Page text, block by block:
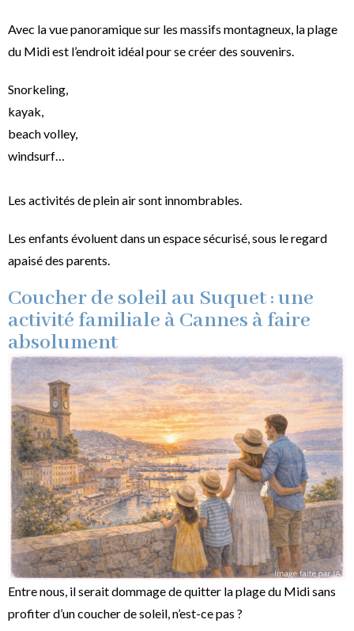
Avec la vue panoramique sur les massifs montagneux, la plage
du Midi est l’endroit idéal pour se créer des souvenirs.
Snorkeling,
kayak,
beach volley,
windsurf…
Les activités de plein air sont innombrables.
Les enfants évoluent dans un espace sécurisé, sous le regard
apaisé des parents.
Coucher de soleil au Suquet : une
activité familiale à Cannes à faire
absolument
Entre nous, il serait dommage de quitter la plage du Midi sans
profiter d’un coucher de soleil, n’est-ce pas ?